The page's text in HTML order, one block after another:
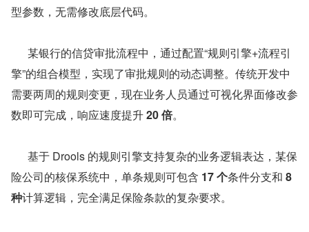
型参数，无需修改底层代码。
擎”的组合模型，实现了审批规则的动态调整。传统开发中
需要两周的规则变更，现在业务人员通过可视化界面修改参
数即可完成，响应速度提升 20 倍。
险公司的核保系统中，单条规则可包含 17 个条件分支和 8
种计算逻辑，完全满足保险条款的复杂要求。